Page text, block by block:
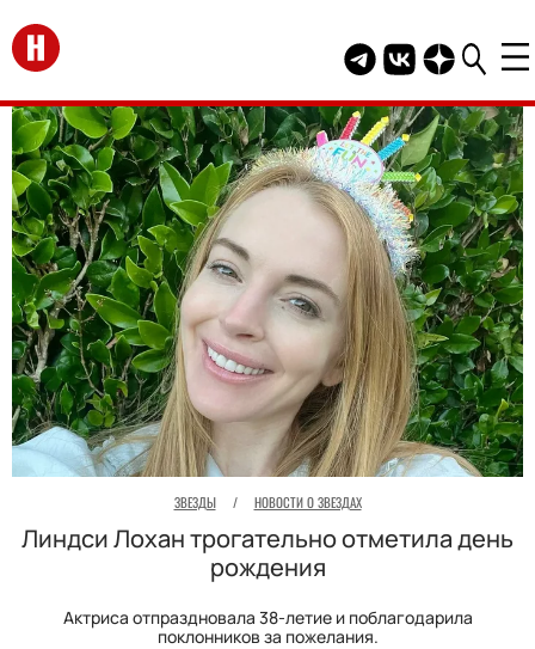
Перейти на главную
Telegram канал
Группа HELLO
Канал
ЗВЕЗДЫ / НОВОСТИ О ЗВЕЗДАХ
Линдси Лохан трогательно отметила день
рождения
Актриса отпраздновала 38-летие и поблагодарила
поклонников за пожелания.